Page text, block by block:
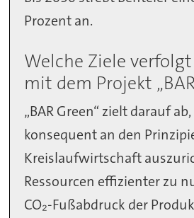
Prozent an.
Welche Ziele
mit dem Projekt
„BAR Green“ zielt darauf
konsequent an den
Kreislaufwirtschaft
Ressourcen effizienter zu
CO₂-Fußabdruck der